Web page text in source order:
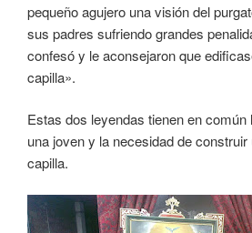
pequeño agujero una visión del
sus padres sufriendo grandes
confesó y le aconsejaron que
capilla».
Estas dos leyendas tienen en común
una joven y la necesidad de
capilla.